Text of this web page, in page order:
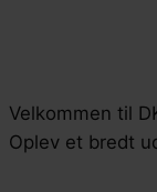
Velkommen til
Oplev et bredt